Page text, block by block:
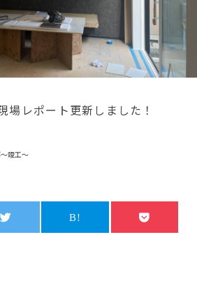
場レポート更新しました！
竣工～